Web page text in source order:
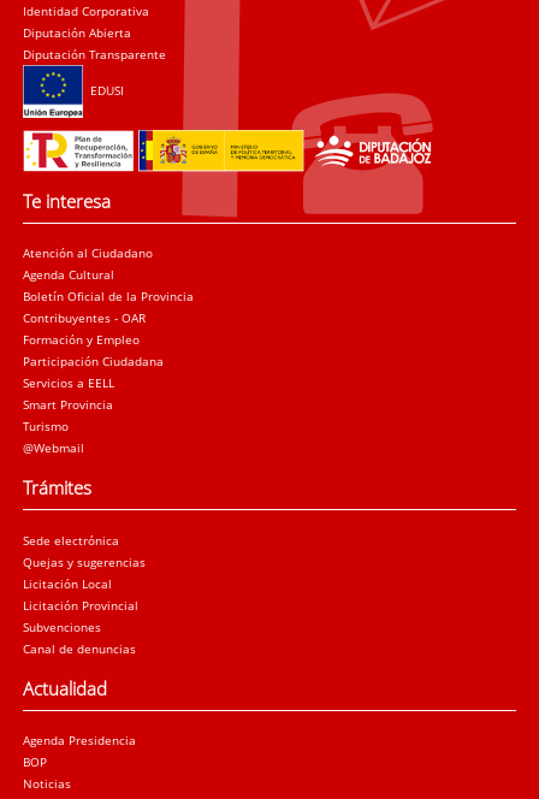
Identidad Corporativa
Diputación Abierta
Diputación Transparente
EDUSI
Te interesa
Atención al Ciudadano
Agenda Cultural
Boletín Oficial de la Provincia
Contribuyentes - OAR
Formación y Empleo
Participación Ciudadana
Servicios a EELL
Smart Provincia
Turismo
@Webmail
Trámites
Sede electrónica
Quejas y sugerencias
Licitación Local
Licitación Provincial
Subvenciones
Canal de denuncias
Actualidad
Agenda Presidencia
BOP
Noticias